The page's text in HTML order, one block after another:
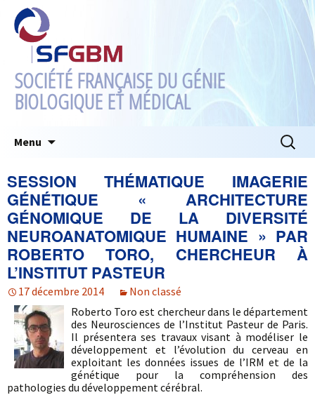
SOCIÉTÉ FRANÇAISE DU GÉNIE
BIOLOGIQUE ET MÉDICAL
Menu
SESSION THÉMATIQUE IMAGERIE
GÉNÉTIQUE « ARCHITECTURE
GÉNOMIQUE DE LA DIVERSITÉ
NEUROANATOMIQUE HUMAINE » PAR
ROBERTO TORO, CHERCHEUR À
L’INSTITUT PASTEUR
17 décembre 2014
Non classé
Roberto Toro est chercheur dans le département
des Neurosciences de l’Institut Pasteur de Paris.
Il présentera ses travaux visant à modéliser le
développement et l’évolution du cerveau en
exploitant les données issues de l’IRM et de la
génétique pour la compréhension des
pathologies du développement cérébral.